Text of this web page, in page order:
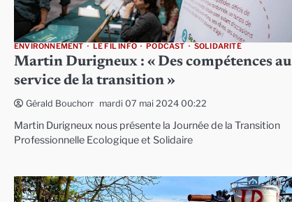
ENVIRONNEMENT LE FIL INFO PODCAST SOLIDARITÉ
Martin Durigneux : « Des compétences au
service de la transition »
Gérald Bouchon mardi 07 mai 2024 00:22
Martin Durigneux nous présente la Journée de la Transition
Professionnelle Ecologique et Solidaire